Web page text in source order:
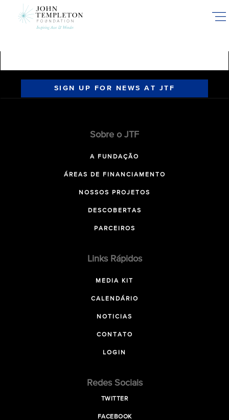
SIGN UP FOR NEWS AT JTF
Sobre o JTF
A FUNDAÇÃO
ÁREAS DE FINANCIAMENTO
NOSSOS PROJETOS
DESCOBERTAS
PARCEIROS
Links Rápidos
MEDIA KIT
CALENDÁRIO
NOTICIAS
CONTATO
LOGIN
Redes Sociais
TWITTER
FACEBOOK